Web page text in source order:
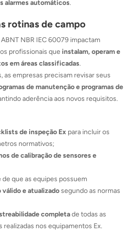
alarmes automáticos.
rotinas de campo
NBR IEC 60079 impactam
profissionais que instalam, operam e
em áreas classificadas.
as empresas precisam revisar seus
de manutenção e programas de
aderência aos novos requisitos.
de inspeção Ex para incluir os
normativos;
de calibração de sensores e
que as equipes possuem
e atualizadosegundo as normas
completade todas as
realizadas nos equipamentos Ex.